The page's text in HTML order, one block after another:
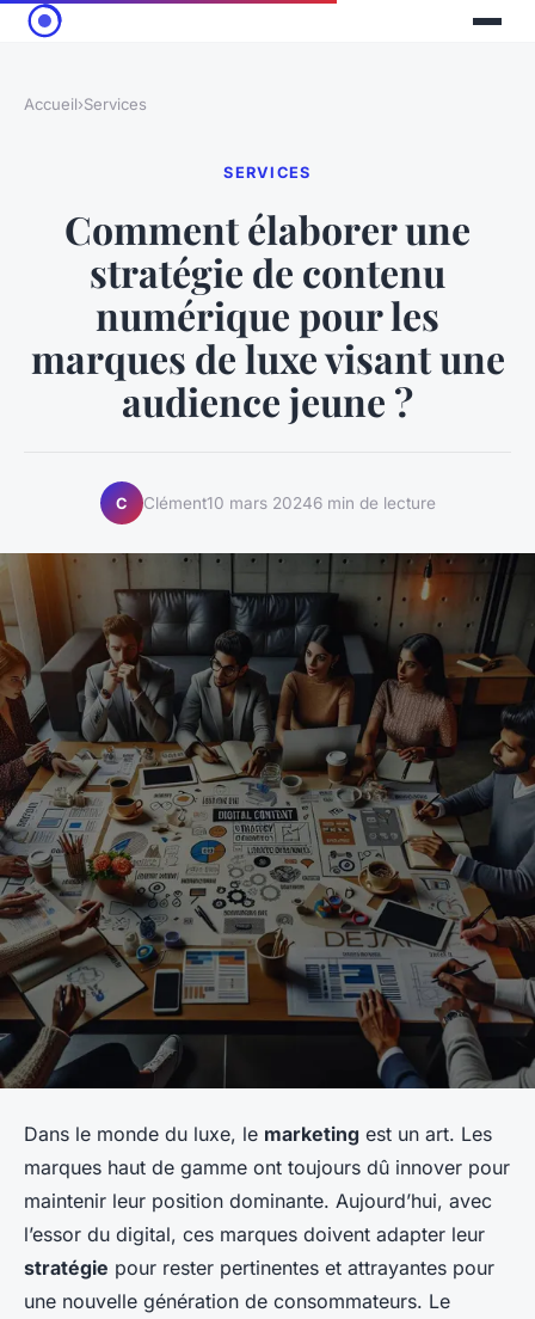
Accueil›Services
SERVICES
Comment élaborer une
stratégie de contenu
numérique pour les
marques de luxe visant une
audience jeune ?
C Clément10 mars 20246 min de lecture
Dans le monde du luxe, le marketing est un art. Les
marques haut de gamme ont toujours dû innover pour
maintenir leur position dominante. Aujourd’hui, avec
l’essor du digital, ces marques doivent adapter leur
stratégie pour rester pertinentes et attrayantes pour
une nouvelle génération de consommateurs. Le